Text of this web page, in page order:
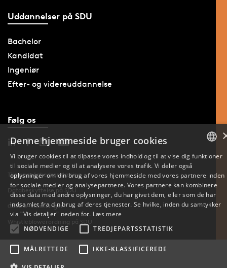
Uddannelser på SDU
Bachelor
Kandidat
Ingeniør
Efter- og videreuddannelse
Følg os
Tilgængelighedserklæring
Databeskyttelse på SDU
Cookie-indstillinger
Whistleblowerordning på SDU
ENGLISH
Denne hjemmeside bruger cookies
Vi bruger cookies til at tilpasse vores indhold og til at vise dig funktioner
til sociale medier og til at analysere vores trafik. Vi deler også
oplysninger om din brug af vores hjemmeside med vores partnere inden
for sociale medier og analysepartnere. Vores partnere kan kombinere
disse data med andre oplysninger, du har givet dem, eller som de har
indsamlet fra din brug af deres tjenester. Se hvilke, inden du samtykker
via "Vis detaljer" neden for. Læs mere
NØDVENDIGE
TREDJEPARTSSTATISTIK
MÅLRETTEDE IKKE-KLASSIFICEREDE